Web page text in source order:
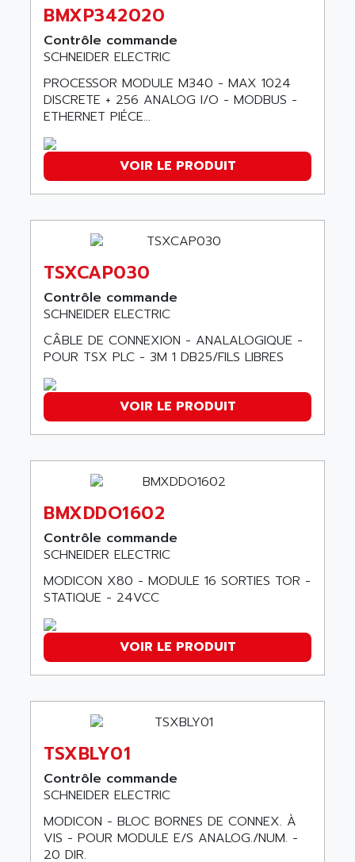
VT
VSPA1
FERROMATIK PMC 1000
VT100
LCA
CNC ALPHA
SMART TOUCH
GP 70 SERIE
PROVIT 5000
S4-S4C
FESTO ELECTRONIC
TOUCHVIEW
REDIPANEL
RJ2
RECTIVAR
CONTROLLOGIX
SLC 500
COMPACTLOGIX
FLEX I/O
MICROLOGIX 1200
NT620C
SIMATIC S5-101
SIMATIC TOUCH PANEL
S900 II
S900
PHASEO
SIMATIC-S5
SIMATIC FIELD PG
LOGO!
RJ3
AEROSEC INDUSTRIE
AEROTECH
AES
AESYS
AEV
AFDI
AFP PRODEL
AGASTAT
AGDE
AGE POWERBLOCK
AGETEM
AGI
AGIE
AGILENT
AGILENT TECHNOLOGIES
AGP
AGS
AGTATAC
AGTATEC AG
AHEAD SYSTEMS
AHLBERG ELECTRONICS
AIP SYSTEMES
AIR ET PULVERISATION
AIR LIQUIDE
AIR WORTHINGTON CREYSSENSAC
AIRBUS
AIRCOM
AIRELEC
AIRMASTER R1
AIRMASTER R1HMI
AIRMAT
BMXP342020
Contrôle commande
SCHNEIDER ELECTRIC
PROCESSOR MODULE M340 - MAX 1024
DISCRETE + 256 ANALOG I/O - MODBUS -
ETHERNET PIÉCE...
VOIR LE PRODUIT
TSXCAP030
Contrôle commande
SCHNEIDER ELECTRIC
CÂBLE DE CONNEXION - ANALALOGIQUE -
POUR TSX PLC - 3M 1 DB25/FILS LIBRES
VOIR LE PRODUIT
BMXDDO1602
Contrôle commande
SCHNEIDER ELECTRIC
MODICON X80 - MODULE 16 SORTIES TOR -
STATIQUE - 24VCC
VOIR LE PRODUIT
TSXBLY01
Contrôle commande
SCHNEIDER ELECTRIC
MODICON - BLOC BORNES DE CONNEX. À
VIS - POUR MODULE E/S ANALOG./NUM. -
20 DIR.